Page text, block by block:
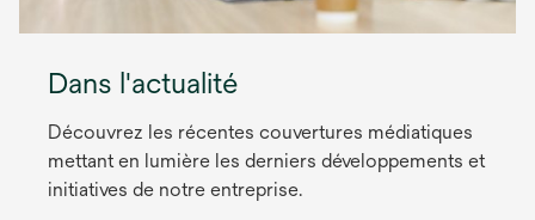
Dans l'actualité
Découvrez les récentes couvertures médiatiques
mettant en lumière les derniers développements et
initiatives de notre entreprise.